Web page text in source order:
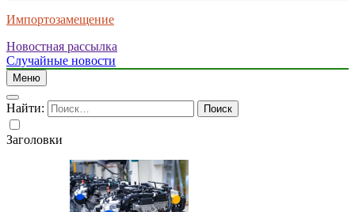
Импортозамещение
Новостная рассылка
Случайные новости
Меню
Найти:
Заголовки